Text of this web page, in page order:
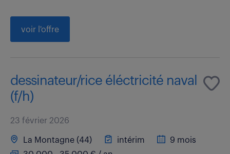
voir l'offre
dessinateur/rice éléctricité naval
(f/h)
23 février 2026
La Montagne (44) intérim
9 mois